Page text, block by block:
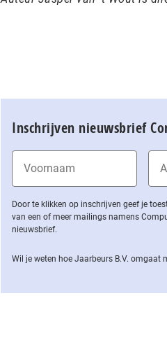
Inschrijven nieuwsbrief
Door te klikken op inschrijven geef je
van een of meer mailings namens
nieuwsbrief.
Wil je weten hoe Jaarbeurs B.V. omgaat